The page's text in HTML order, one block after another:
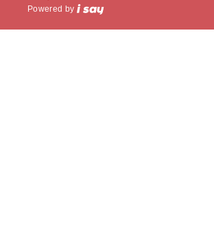
Powered by